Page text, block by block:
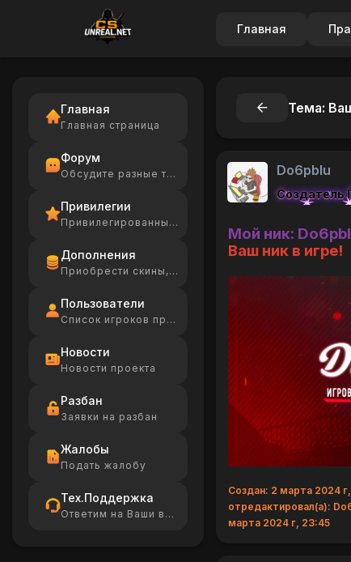
Главная
Главная
Главная страница
Форум
Обсудите разные темы
Привилегии
Привилегированные игроки
Дополнения
Приобрести скины, Ammo
Пользователи
Список игроков проекта
Новости
Новости проекта
Разбан
Заявки на разбан
Жалобы
Подать жалобу
Тех.Поддержка
Ответим на Ваши вопросы
Тема:
Do6pbIu
Создатель
Мой ник:
Ваш ник в игре!
Создан: 2 марта 2024 г,
отредактировал(а):
марта 2024 г, 23:45